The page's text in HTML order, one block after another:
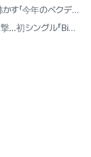
'ハンラン' 指名미監督 映画の殿堂を沸かす「今年のベクデルエイリアン」部門に選定
OH MY GIRLのミミ、11年ぶりにソロ出撃…初シングル『Bish Bash Bosh』で堂々宣言